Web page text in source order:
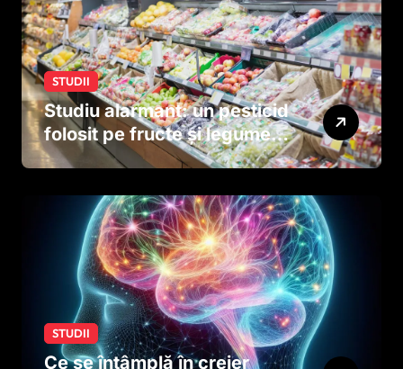
STUDII
Studiu alarmant: un pesticid
folosit pe fructe și legume
ar putea afecta dezvoltarea
dinainte de naștere
STUDII
Ce se întâmplă în creier